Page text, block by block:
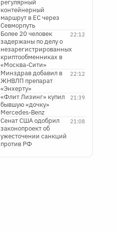
регулярный
контейнерный
маршрут в ЕС через
Севморпуть
22:12
Более 20 человек
задержаны по делу о
незарегистрированных
криптообменниках в
«Москва-Сити»
22:12
Минздрав добавил в
ЖНВЛП препарат
«Энхерту»
21:39
«Флит Лизинг» купил
бывшую «дочку»
Mercedes-Benz
21:08
Сенат США одобрил
законопроект об
ужесточении санкций
против РФ